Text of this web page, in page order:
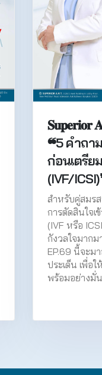
❝5 คำถา
ก่อนเตรีย
(IVF/
สำหรับคู่สมร
การตัดสินใจเ
(IVF หรือ
กังวลใจมากม
EP.69 นี้จะม
ประเด็น เพื่อ
พร้อมอย่างมั่